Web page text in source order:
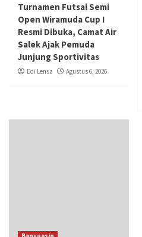
Turnamen Futsal Semi
Open Wiramuda Cup I
Resmi Dibuka, Camat Air
Salek Ajak Pemuda
Junjung Sportivitas
Edi Lensa Agustus 6, 2026